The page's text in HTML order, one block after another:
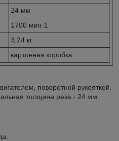
24 мм
1700 мин-1
3,24 кг
картонная коробка.
поворотной рукояткой.
толщина реза - 24 мм